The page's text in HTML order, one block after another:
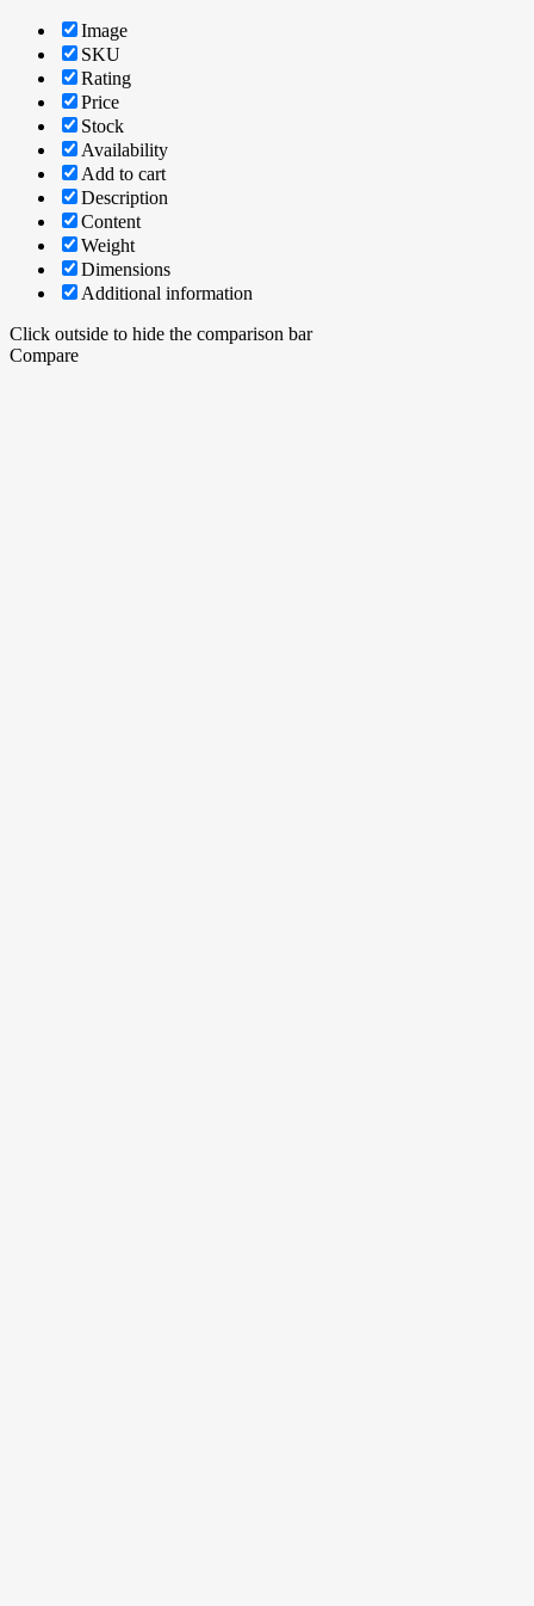
Image
SKU
Rating
Price
Stock
Availability
Add to cart
Description
Content
Weight
Dimensions
Additional information
Click outside to hide the comparison bar
Compare